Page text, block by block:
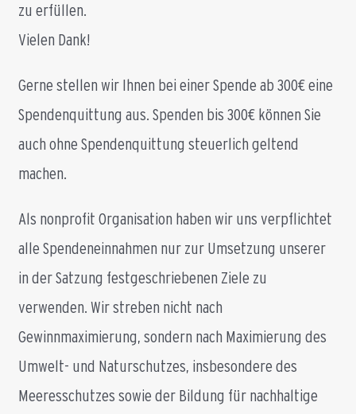
zu erfüllen.
Vielen Dank!
Gerne stellen wir Ihnen bei einer Spende ab 300€ eine
Spendenquittung aus. Spenden bis 300€ können Sie
auch ohne Spendenquittung steuerlich geltend
machen.
Als nonprofit Organisation haben wir uns verpflichtet
alle Spendeneinnahmen nur zur Umsetzung unserer
in der Satzung festgeschriebenen Ziele zu
verwenden. Wir streben nicht nach
Gewinnmaximierung, sondern nach Maximierung des
Umwelt- und Naturschutzes, insbesondere des
Meeresschutzes sowie der Bildung für nachhaltige